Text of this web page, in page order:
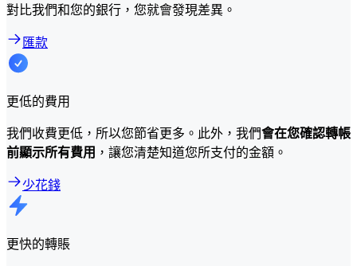
對比我們和您的銀行，您就會發現差異。
匯款
更低的費用
我們收費更低，所以您節省更多。此外，我們會在您確認轉帳
前顯示所有費用 ，讓您清楚知道您所支付的金額。
少花錢
更快的轉賬